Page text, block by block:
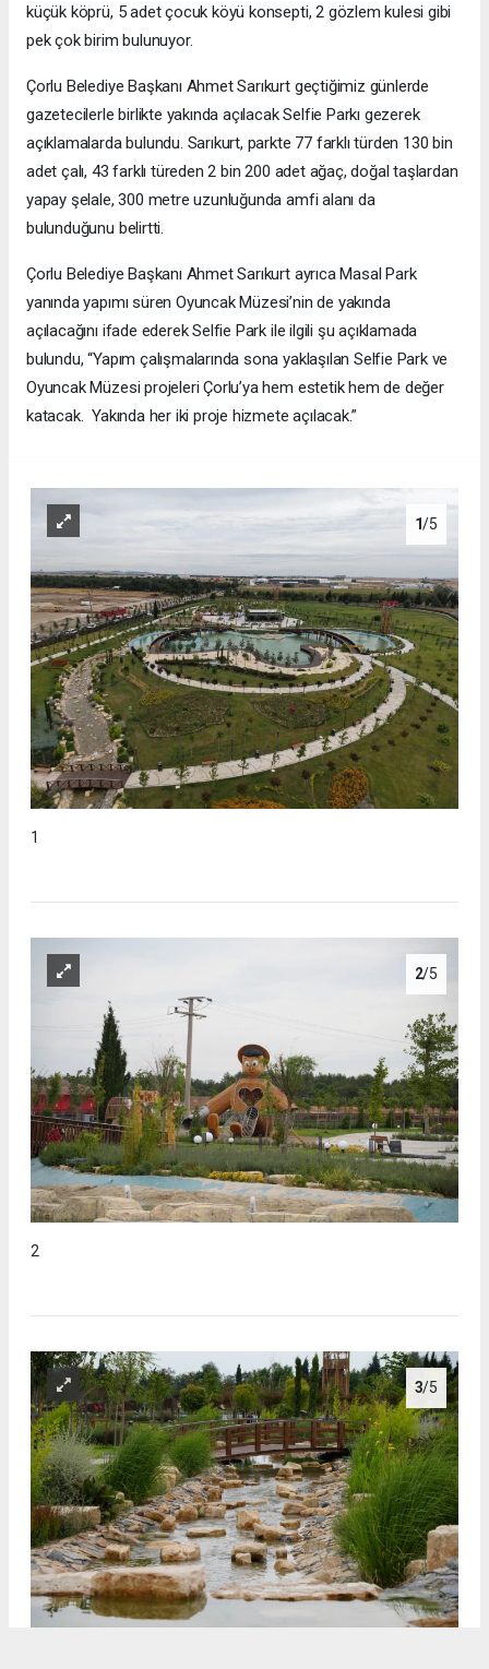
küçük köprü, 5 adet çocuk köyü konsepti, 2 gözlem kulesi gibi
pek çok birim bulunuyor.
Çorlu Belediye Başkanı Ahmet Sarıkurt geçtiğimiz günlerde
gazetecilerle birlikte yakında açılacak Selfie Parkı gezerek
açıklamalarda bulundu. Sarıkurt, parkte 77 farklı türden 130 bin
adet çalı, 43 farklı türeden 2 bin 200 adet ağaç, doğal taşlardan
yapay şelale, 300 metre uzunluğunda amfi alanı da
bulunduğunu belirtti.
Çorlu Belediye Başkanı Ahmet Sarıkurt ayrıca Masal Park
yanında yapımı süren Oyuncak Müzesi’nin de yakında
açılacağını ifade ederek Selfie Park ile ilgili şu açıklamada
bulundu, “Yapım çalışmalarında sona yaklaşılan Selfie Park ve
Oyuncak Müzesi projeleri Çorlu’ya hem estetik hem de değer
katacak. Yakında her iki proje hizmete açılacak.”
1/5
1
2/5
2
3/5